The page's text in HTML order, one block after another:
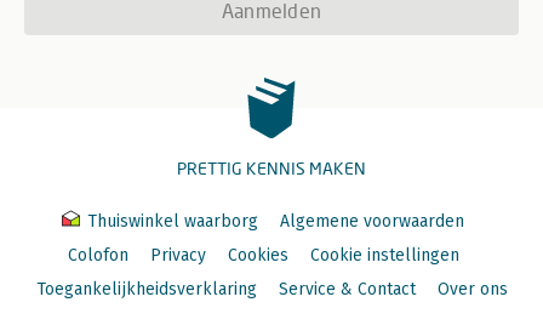
Aanmelden
PRETTIG KENNIS MAKEN
Thuiswinkel waarborg
Algemene voorwaarden
Colofon
Privacy Cookies
Cookie instellingen
Toegankelijkheidsverklaring
Service & Contact Over ons